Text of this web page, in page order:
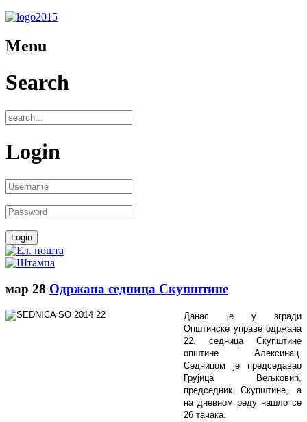
Menu
Search
Login
мар 28 Одржана седница Скупштине
Данас је у згради
Општинске управе одржана
22. седница Скупштине
општине Алексинац.
Седницом је председавао
Грујица Вељковић,
председник Скупштине, а
на дневном реду нашло се
26 тачака.